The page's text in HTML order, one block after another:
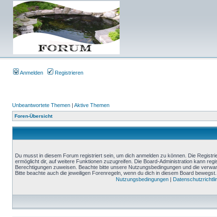
Anmelden Registrieren
Unbeantwortete Themen | Aktive Themen
Foren-Übersicht
Du musst in diesem Forum registriert sein, um dich anmelden zu können. Die
ermöglicht dir, auf weitere Funktionen zuzugreifen. Die Board-Administration kann
Berechtigungen zuweisen. Beachte bitte unsere Nutzungsbedingungen und die
Bitte beachte auch die jeweiligen Forenregeln, wenn du dich in diesem Board bewegst.
Nutzungsbedingungen |